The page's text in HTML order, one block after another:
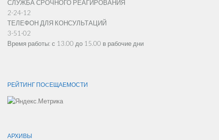
СЛУЖБА СРОЧНОГО РЕАГИРОВАНИЯ
2-24-12
ТЕЛЕФОН ДЛЯ КОНСУЛЬТАЦИЙ
3-51-02
Время работы: с 13.00 до 15.00 в рабочие дни
РЕЙТИНГ ПОCЕЩАЕМОСТИ
АРХИВЫ